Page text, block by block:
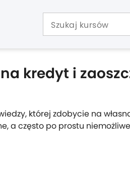
kredyt i
której zdobycie na
a często po prostu